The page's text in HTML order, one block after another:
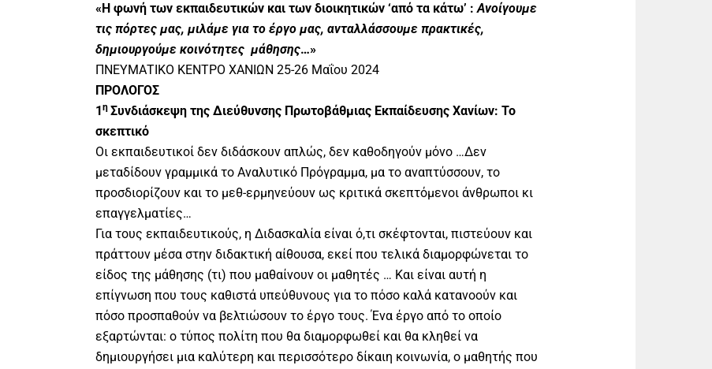
«Η φωνή των εκπαιδευτικών και των διοικητικών ‘από τα κάτω’ :Ανοίγουμε
τις πόρτες μας, μιλάμε για το έργο μας, ανταλλάσσουμε πρακτικές,
δημιουργούμε κοινότητες μάθησης…»
ΠΝΕΥΜΑΤΙΚΟ ΚΕΝΤΡΟ ΧΑΝΙΩΝ 25-26 Μαΐου 2024
ΠΡΟΛΟΓΟΣ
1 η Συνδιάσκεψη της Διεύθυνσης Πρωτοβάθμιας Εκπαίδευσης Χανίων: Το
σκεπτικό
Oι εκπαιδευτικοί δεν διδάσκουν απλώς, δεν καθοδηγούν μόνο …Δεν
μεταδίδουν γραμμικά το Αναλυτικό Πρόγραμμα, μα το αναπτύσσουν, το
προσδιορίζουν και το μεθ-ερμηνεύουν ως κριτικά σκεπτόμενοι άνθρωποι κι
επαγγελματίες…
Για τους εκπαιδευτικούς, η Διδασκαλία είναι ό,τι σκέφτονται, πιστεύουν και
πράττουν μέσα στην διδακτική αίθουσα, εκεί που τελικά διαμορφώνεται το
είδος της μάθησης (τι) που μαθαίνουν οι μαθητές … Και είναι αυτή η
επίγνωση που τους καθιστά υπεύθυνους για το πόσο καλά κατανοούν και
πόσο προσπαθούν να βελτιώσουν το έργο τους. Ένα έργο από το οποίο
εξαρτώνται: ο τύπος πολίτη που θα διαμορφωθεί και θα κληθεί να
δημιουργήσει μια καλύτερη και περισσότερο δίκαιη κοινωνία, ο μαθητής που